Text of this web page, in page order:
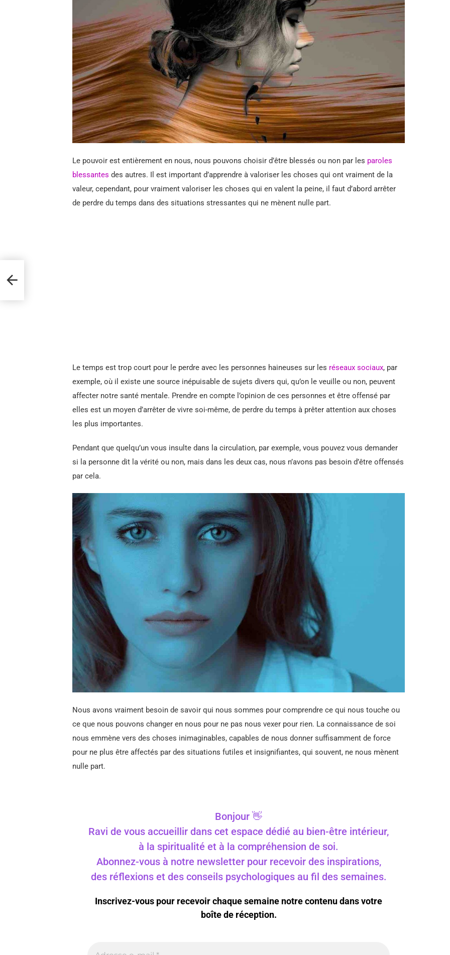
Le pouvoir est entièrement en nous, nous pouvons choisir d’être blessés ou non par les paroles
blessantes des autres. Il est important d’apprendre à valoriser les choses qui ont vraiment de la
valeur, cependant, pour vraiment valoriser les choses qui en valent la peine, il faut d’abord arrêter
de perdre du temps dans des situations stressantes qui ne mènent nulle part.
Le temps est trop court pour le perdre avec les personnes haineuses sur les réseaux sociaux, par
exemple, où il existe une source inépuisable de sujets divers qui, qu’on le veuille ou non, peuvent
affecter notre santé mentale. Prendre en compte l’opinion de ces personnes et être offensé par
elles est un moyen d’arrêter de vivre soi-même, de perdre du temps à prêter attention aux choses
les plus importantes.
Pendant que quelqu’un vous insulte dans la circulation, par exemple, vous pouvez vous demander
si la personne dit la vérité ou non, mais dans les deux cas, nous n’avons pas besoin d’être offensés
par cela.
Nous avons vraiment besoin de savoir qui nous sommes pour comprendre ce qui nous touche ou
ce que nous pouvons changer en nous pour ne pas nous vexer pour rien. La connaissance de soi
nous emmène vers des choses inimaginables, capables de nous donner suffisamment de force
pour ne plus être affectés par des situations futiles et insignifiantes, qui souvent, ne nous mènent
nulle part.
Bonjour 👋
Ravi de vous accueillir dans cet espace dédié au bien-être intérieur,
à la spiritualité et à la compréhension de soi.
Abonnez-vous à notre newsletter pour recevoir des inspirations,
des réflexions et des conseils psychologiques au fil des semaines.
Inscrivez-vous pour recevoir chaque semaine notre contenu dans votre
boîte de réception.